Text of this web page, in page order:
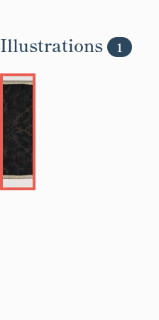
Illustrations 1